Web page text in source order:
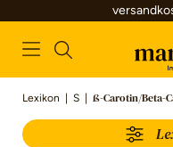
springen
Lexikon | S | ß-Carotin/Beta-